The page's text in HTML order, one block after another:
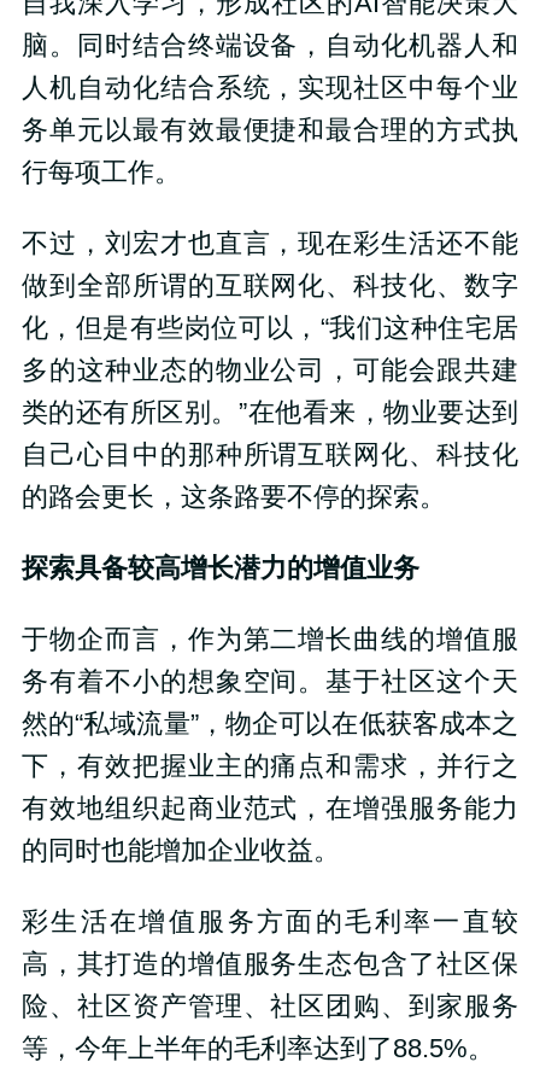
脑。同时结合终端设备，自动化机器人和
人机自动化结合系统，实现社区中每个业
务单元以最有效最便捷和最合理的方式执
行每项工作。
不过，刘宏才也直言，现在彩生活还不能
做到全部所谓的互联网化、科技化、数字
化，但是有些岗位可以，“我们这种住宅居
多的这种业态的物业公司，可能会跟共建
类的还有所区别。”在他看来，物业要达到
自己心目中的那种所谓互联网化、科技化
的路会更长，这条路要不停的探索。
探索具备较高增长潜力的增值业务
于物企而言，作为第二增长曲线的增值服
务有着不小的想象空间。基于社区这个天
然的“私域流量”，物企可以在低获客成本之
下，有效把握业主的痛点和需求，并行之
有效地组织起商业范式，在增强服务能力
的同时也能增加企业收益。
彩生活在增值服务方面的毛利率一直较
高，其打造的增值服务生态包含了社区保
险、社区资产管理、社区团购、到家服务
等，今年上半年的毛利率达到了88.5%。